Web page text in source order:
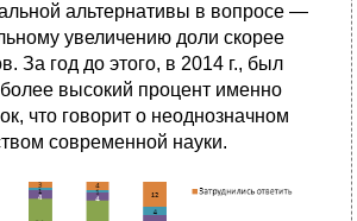
альтернативы в вопросе —
увеличению доли скорее
За год до этого, в 2014 г., был
высокий процент именно
что говорит о неоднозначном
современной науки.